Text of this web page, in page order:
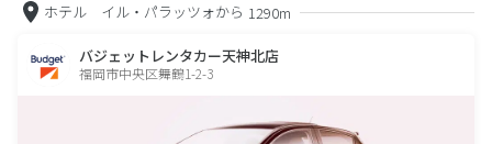
ホテル イル・パラッツォから 1290m
バジェットレンタカー天神北店
福岡市中央区舞鶴1-2-3